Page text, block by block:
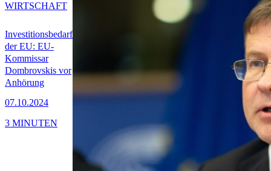
Investitionsbedarf
der EU: EU-
Kommissar
Dombrovskis vor
Anhörung
07.10.2024
WIRTSCHAFT
3 MINUTEN